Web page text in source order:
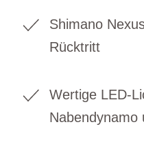
Shimano
Rücktritt
Wertige LED-
Nabendynamo